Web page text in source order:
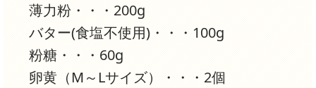
薄力粉・・・200g
バター(食塩不使用)・・・100g
粉糖・・・60g
卵黄（M～Lサイズ）・・・2個